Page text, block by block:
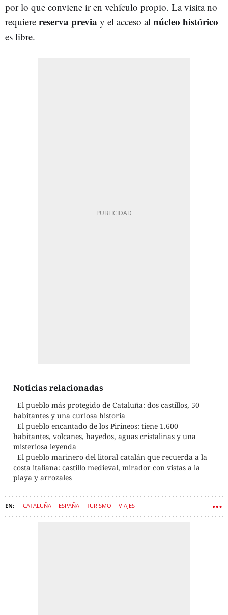
por lo que conviene ir en vehículo propio. La visita no
requiere reserva previa y el acceso al núcleo histórico
es libre.
Noticias relacionadas
El pueblo más protegido de Cataluña: dos castillos, 50
habitantes y una curiosa historia
El pueblo encantado de los Pirineos: tiene 1.600
habitantes, volcanes, hayedos, aguas cristalinas y una
misteriosa leyenda
El pueblo marinero del litoral catalán que recuerda a la
costa italiana: castillo medieval, mirador con vistas a la
playa y arrozales
CATALUÑA ESPAÑA TURISMO VIAJES